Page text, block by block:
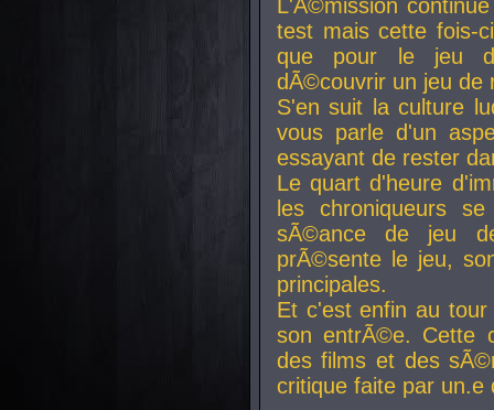
L'Ã©mission
test mais cette fois-
que pour le jeu
dÃ©couvrir un jeu de
S'en suit la culture
vous parle d'un
essayant de rester
Le quart d'heure
les chroniqueurs
sÃ©ance de jeu
prÃ©sente le jeu,
principales.
Et c'est enfin au
son entrÃ©e. Cette
des films et des
critique faite par